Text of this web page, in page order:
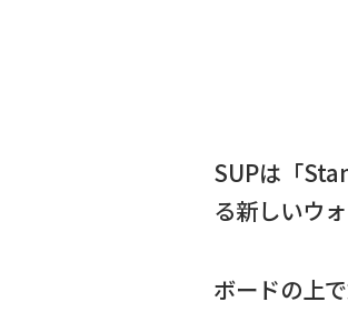
SUPは「
る新しいウ
ボードの上